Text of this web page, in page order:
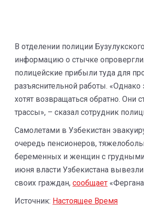
В отделении полиции
информацию о стычке
полицейские прибыли туда для
разъяснительной работы. «Однако
хотят возвращаться обратно. Они
трассы», – сказал сотрудник
Самолетами в Узбекистан
очередь пенсионеров,
беременных и женщин с
июня власти Узбекистана
своих граждан, сообщает
Источник: Настоящее Время